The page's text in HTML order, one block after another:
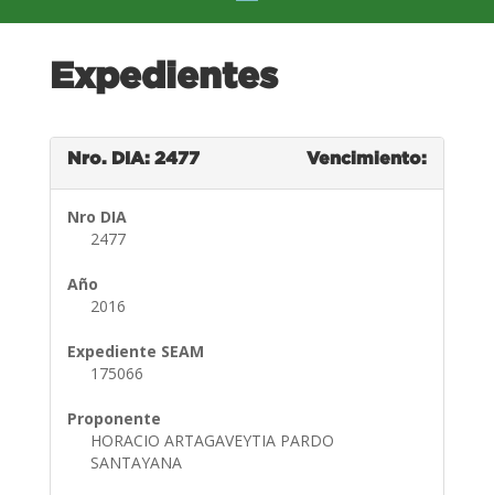
Expedientes
Nro. DIA: 2477 Vencimiento:
Nro DIA
2477
Año
2016
Expediente SEAM
175066
Proponente
HORACIO ARTAGAVEYTIA PARDO
SANTAYANA